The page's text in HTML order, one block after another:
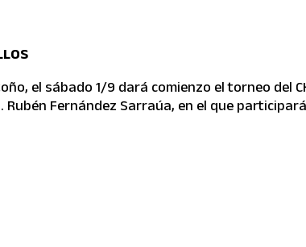
el sábado 1/9 dará comienzo el torneo del
Rubén Fernández Sarraúa, en el que